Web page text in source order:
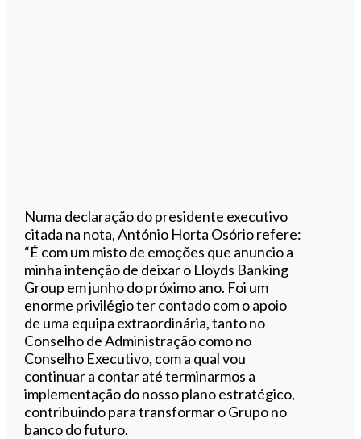
Numa declaração do presidente executivo
citada na nota, António Horta Osório refere:
“É com um misto de emoções que anuncio a
minha intenção de deixar o Lloyds Banking
Group em junho do próximo ano. Foi um
enorme privilégio ter contado com o apoio
de uma equipa extraordinária, tanto no
Conselho de Administração como no
Conselho Executivo, com a qual vou
continuar a contar até terminarmos a
implementação do nosso plano estratégico,
contribuindo para transformar o Grupo no
banco do futuro.